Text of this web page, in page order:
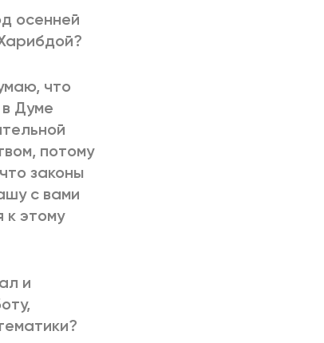
осенней
что
Думе
потому
законы
с вами
к этому
и